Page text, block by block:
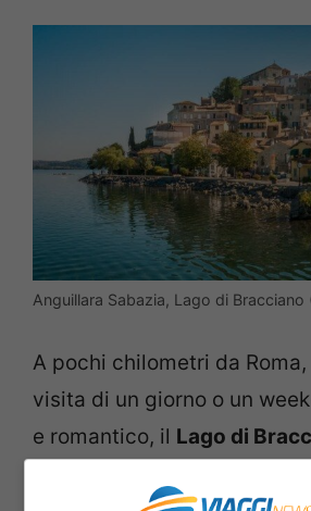
Anguillara Sabazia, Lago di
A pochi chilometri da
visita di un giorno o un
e romantico, il Lago di